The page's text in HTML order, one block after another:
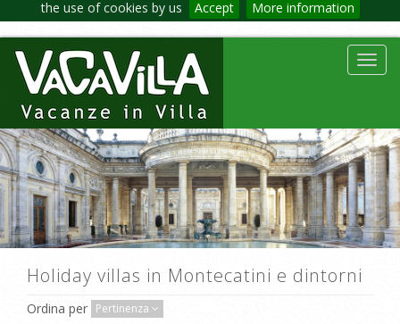
the use of cookies by us Accept More information
Holiday villas in Montecatini e dintorni
Ordina per Pertinenza